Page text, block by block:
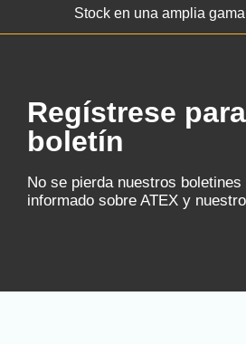
Stock en una amplia
Regístrese
boletín
No se pierda nuestros
informado sobre ATEX y